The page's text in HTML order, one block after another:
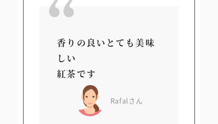
香りの良いとても美味
しい
紅茶です
Rafalさん